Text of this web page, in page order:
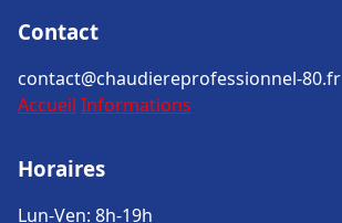
Contact
contact@chaudiereprofessionnel-80.fr
Accueil Informations
Horaires
Lun-Ven: 8h-19h